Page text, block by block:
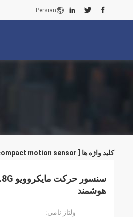
Persian
کلید واژه ها [ 55mm cut size compact motion sensor ] همخوانی داشتن
هوشمند
ولتاژ نامی: